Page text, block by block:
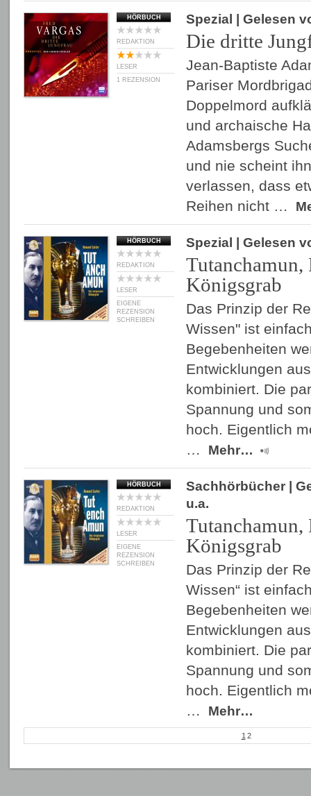
HÖRBUCH
REDAKTION
LESER
1 REZENSION
Spezial | Gelesen
Die dritte
Jean-Baptiste
Pariser
Doppelmord
und archaische
Adamsbergs
und nie scheint
verlassen, dass
Reihen nicht …
HÖRBUCH
REDAKTION
LESER
EIGENE
REZENSION
SCHREIBEN
Spezial | Gelesen
Tutanchamun,
Königsgrab
Das Prinzip der
Wissen" ist
Begebenheiten
Entwicklungen
kombiniert. Die
Spannung und
hoch. Eigentlich
…
Mehr…
HÖRBUCH
REDAKTION
LESER
EIGENE
REZENSION
SCHREIBEN
Sachhörbücher |
u.a.
Tutanchamun,
Königsgrab
Das Prinzip der
Wissen“ ist
Begebenheiten
Entwicklungen
kombiniert. Die
Spannung und
hoch. Eigentlich
…
Mehr…
1 2